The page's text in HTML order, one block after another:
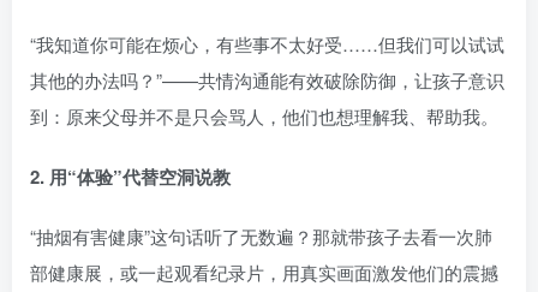
“我知道你可能在烦心，有些事不太好受……但我们可以试试
其他的办法吗？”——共情沟通能有效破除防御，让孩子意识
到：原来父母并不是只会骂人，他们也想理解我、帮助我。
2. 用“体验”代替空洞说教
“抽烟有害健康”这句话听了无数遍？那就带孩子去看一次肺
部健康展，或一起观看纪录片，用真实画面激发他们的震撼